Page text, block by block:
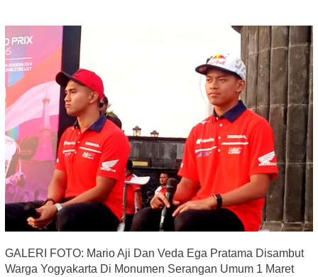
GALERI FOTO: Mario Aji Dan Veda Ega Pratama Disambut
Warga Yogyakarta Di Monumen Serangan Umum 1 Maret